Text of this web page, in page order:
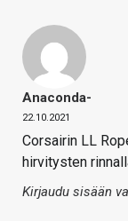
Anaconda-
22.10.2021
Corsairin LL
hirvitysten
Kirjaudu sisään